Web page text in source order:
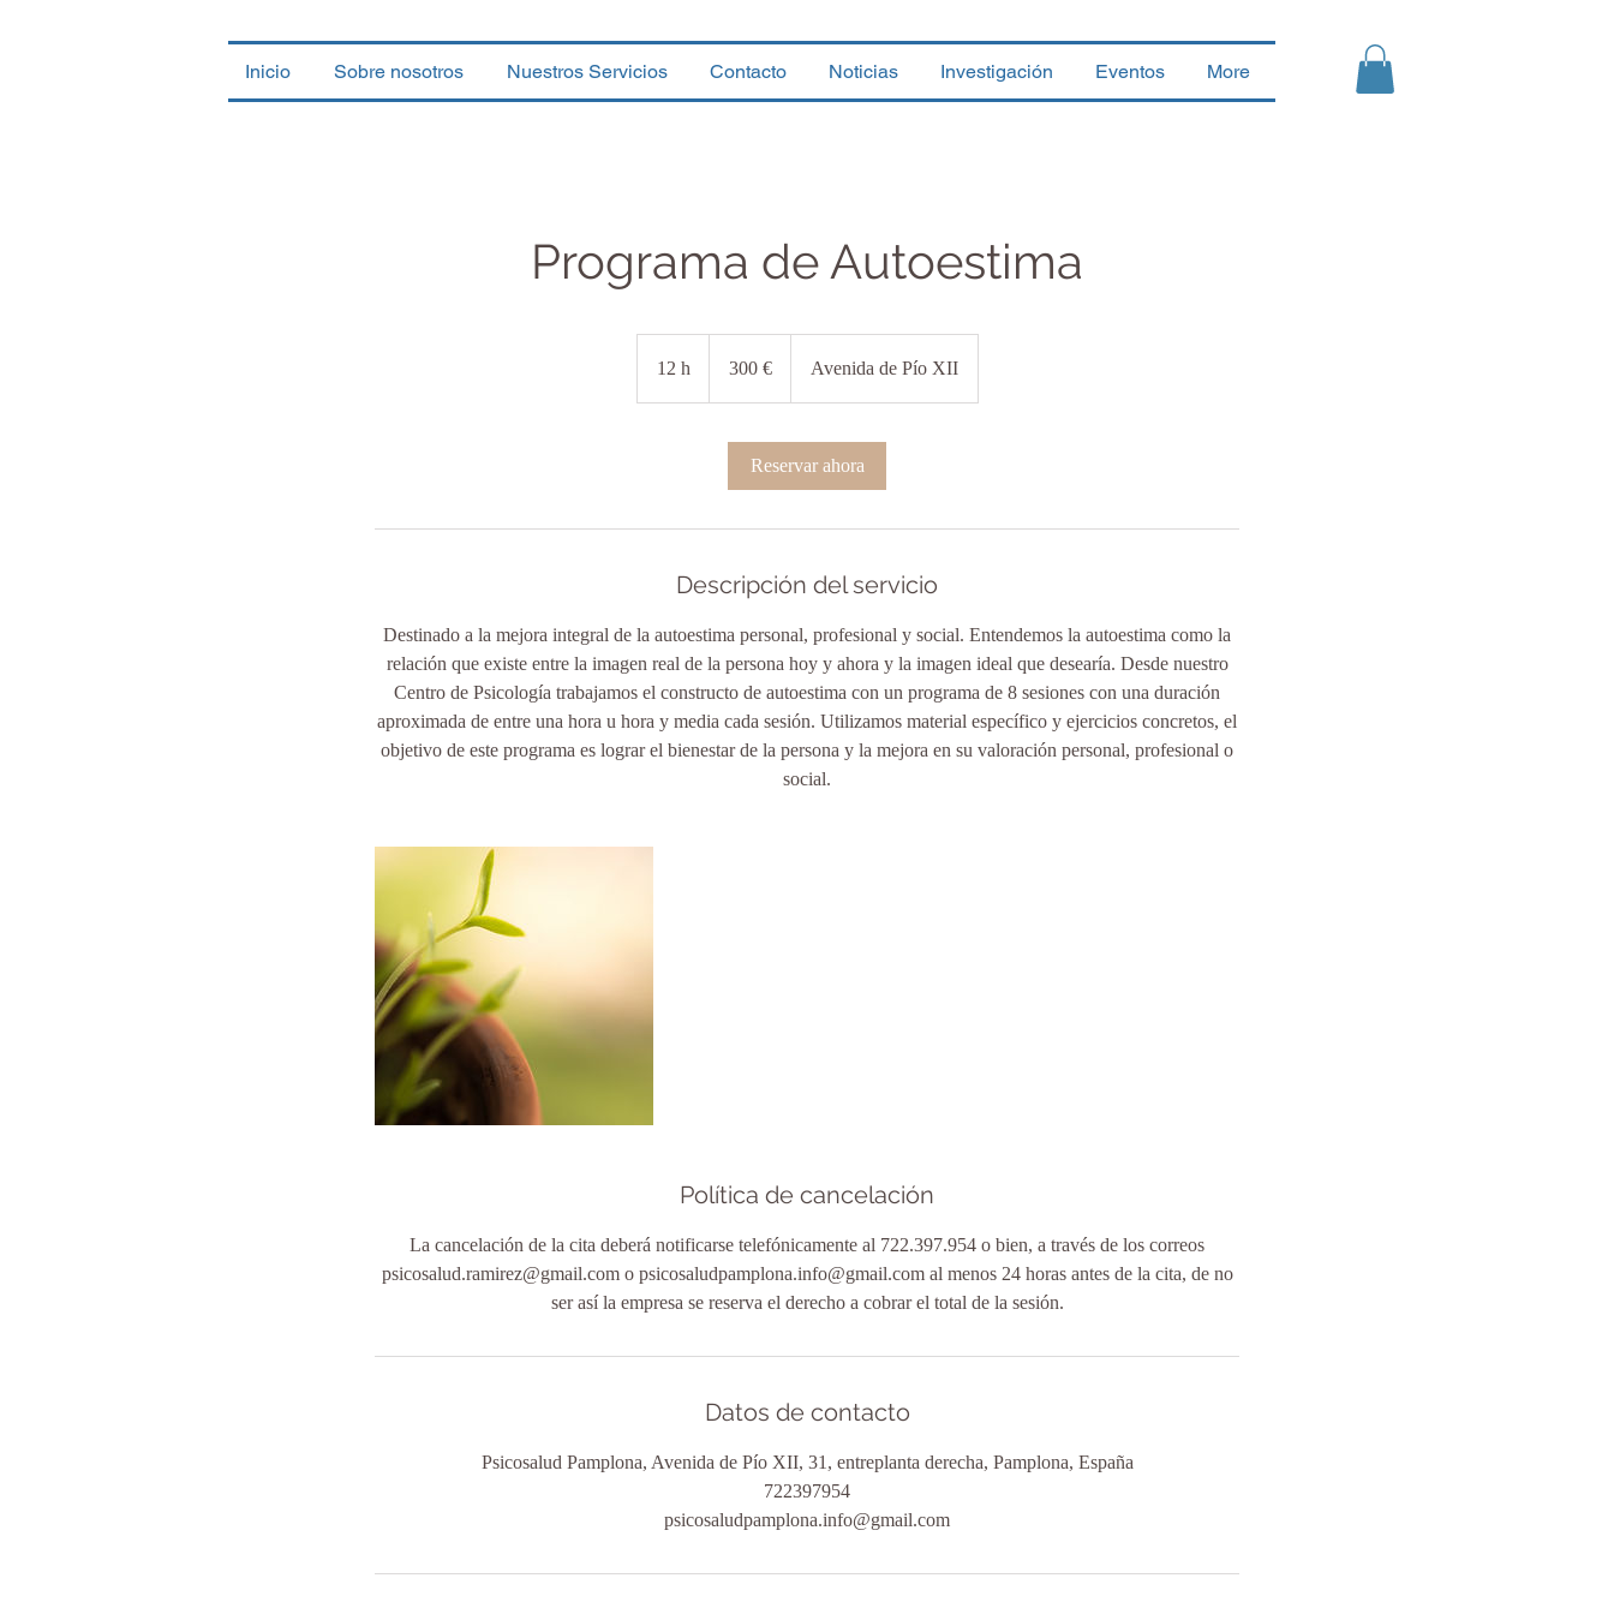
Inicio Sobre nosotros Nuestros Servicios Contacto Noticias Investigación Eventos More
Programa de Autoestima
12 h 300 € Avenida de Pío XII
Reservar ahora
Descripción del servicio
Destinado a la mejora integral de la autoestima personal, profesional y social. Entendemos la autoestima como la
relación que existe entre la imagen real de la persona hoy y ahora y la imagen ideal que desearía. Desde nuestro
Centro de Psicología trabajamos el constructo de autoestima con un programa de 8 sesiones con una duración
aproximada de entre una hora u hora y media cada sesión. Utilizamos material específico y ejercicios concretos, el
objetivo de este programa es lograr el bienestar de la persona y la mejora en su valoración personal, profesional o
social.
Política de cancelación
La cancelación de la cita deberá notificarse telefónicamente al 722.397.954 o bien, a través de los correos
psicosalud.ramirez@gmail.com o psicosaludpamplona.info@gmail.com al menos 24 horas antes de la cita, de no
ser así la empresa se reserva el derecho a cobrar el total de la sesión.
Datos de contacto
Psicosalud Pamplona, Avenida de Pío XII, 31, entreplanta derecha, Pamplona, España
722397954
psicosaludpamplona.info@gmail.com